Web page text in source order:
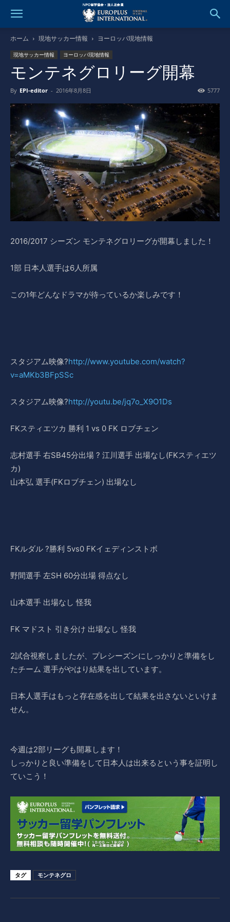
ホーム 現地サッカー情報 ヨーロッパ現地情報
現地サッカー情報 ヨーロッパ現地情報
モンテネグロリーグ開幕
By EPI-editor - 2016年8月8日 5777
2016/2017 シーズン モンテネグロリーグが開幕しました！
1部 日本人選手は6人所属
この1年どんなドラマが待っているか楽しみです！
スタジアム映像?http://www.youtube.com/watch?
v=aMKb3BFpSSc
スタジアム映像?http://youtu.be/jq7o_X9O1Ds
FKスティエツカ 勝利 1 vs 0 FK ロブチェン
志村選手 右SB45分出場 ? 江川選手 出場なし(FKスティエツ
カ)
山本弘 選手(FKロブチェン) 出場なし
FKルダル ?勝利 5vs0 FKイェディンストボ
野間選手 左SH 60分出場 得点なし
山本選手 出場なし 怪我
FK マドスト 引き分け 出場なし 怪我
2試合視察しましたが、プレシーズンにしっかりと準備をし
たチーム 選手がやはり結果を出しています。
日本人選手はもっと存在感を出して結果を出さないといけま
せん。
今週は2部リーグも開幕します！
しっかりと良い準備をして日本人は出来るという事を証明し
ていこう！
タグ モンテネグロ